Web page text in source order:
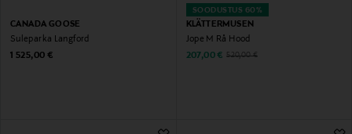
CANADA GOOSE
Suleparka Langford
Original Price
1 525,00 €
SOODUSTUS 60%
KLÄTTERMUSEN
Jope M Rå Hood
Discounted Price
207,00 € Original Price
520,00 €